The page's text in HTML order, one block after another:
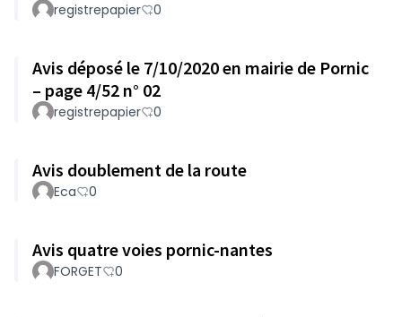
registrepapier 0
Avis déposé le 7/10/2020 en mairie de Pornic
– page 4/52 n° 02
registrepapier 0
Avis doublement de la route
Eca 0
Avis quatre voies pornic-nantes
FORGET 0